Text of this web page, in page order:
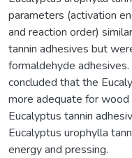
parameters (activation
and reaction order)
tannin adhesives but
formaldehyde
concluded that the
more adequate for
Eucalyptus tannin
Eucalyptus urophylla
energy and pressing.